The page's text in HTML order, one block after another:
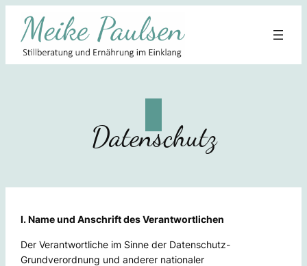
Inhalt
springen
Datenschutz
I. Name und Anschrift des Verantwortlichen
Der Verantwortliche im Sinne der Datenschutz-
Grundverordnung und anderer nationaler